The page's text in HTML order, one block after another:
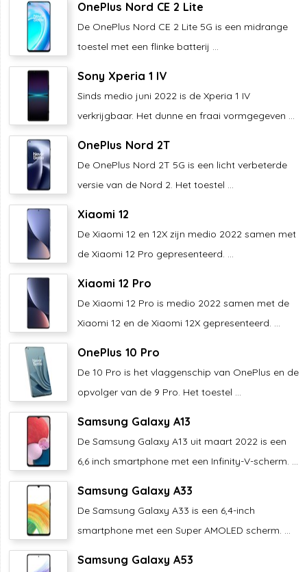
OnePlus Nord CE 2 Lite
De OnePlus Nord CE 2 Lite 5G is een midrange
toestel met een flinke batterij ...
Sony Xperia 1 IV
Sinds medio juni 2022 is de Xperia 1 IV
verkrijgbaar. Het dunne en fraai vormgegeven ...
OnePlus Nord 2T
De OnePlus Nord 2T 5G is een licht verbeterde
versie van de Nord 2. Het toestel ...
Xiaomi 12
De Xiaomi 12 en 12X zijn medio 2022 samen met
de Xiaomi 12 Pro gepresenteerd. ...
Xiaomi 12 Pro
De Xiaomi 12 Pro is medio 2022 samen met de
Xiaomi 12 en de Xiaomi 12X gepresenteerd. ...
OnePlus 10 Pro
De 10 Pro is het vlaggenschip van OnePlus en de
opvolger van de 9 Pro. Het toestel ...
Samsung Galaxy A13
De Samsung Galaxy A13 uit maart 2022 is een
6,6 inch smartphone met een Infinity-V-scherm. ...
Samsung Galaxy A33
De Samsung Galaxy A33 is een 6,4-inch
smartphone met een Super AMOLED scherm. ...
Samsung Galaxy A53